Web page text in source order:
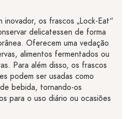
inovador, os frascos „Lock-Eat“
delicatessen de forma
Oferecem uma vedação
alimentos fermentados ou
Para além disso, os frascos
podem ser usadas como
bebida, tornando-os
para o uso diário ou ocasiões